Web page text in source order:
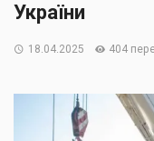
України
18.04.2025 404